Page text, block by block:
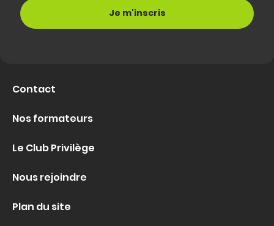
Contact
Nos formateurs
Le Club Privilège
Nous rejoindre
Plan du site